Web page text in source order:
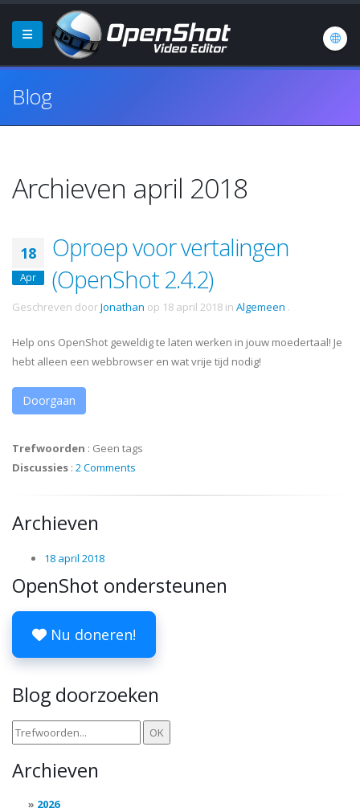
Blog
Archieven april 2018
18
Apr
Oproep voor vertalingen
(OpenShot 2.4.2)
Geschreven doorJonathan op 18 april 2018 in Algemeen .
Help ons OpenShot geweldig te laten werken in jouw moedertaal! Je
hebt alleen een webbrowser en wat vrije tijd nodig!
Doorgaan
Trefwoorden : Geen tags
Discussies : 2 Comments
Archieven
18 april 2018
OpenShot ondersteunen
Nu doneren!
Blog doorzoeken
Archieven
2026